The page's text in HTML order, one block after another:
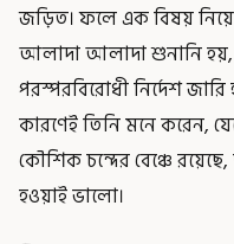
জড়িত। ফলে এক বিষয় নিয়ে
আলাদা আলাদা শুনানি হয়,
পরস্পরবিরোধী নির্দেশ
কারণেই তিনি মনে করেন,
কৌশিক চন্দের বেঞ্চে
হওয়াই ভালো।